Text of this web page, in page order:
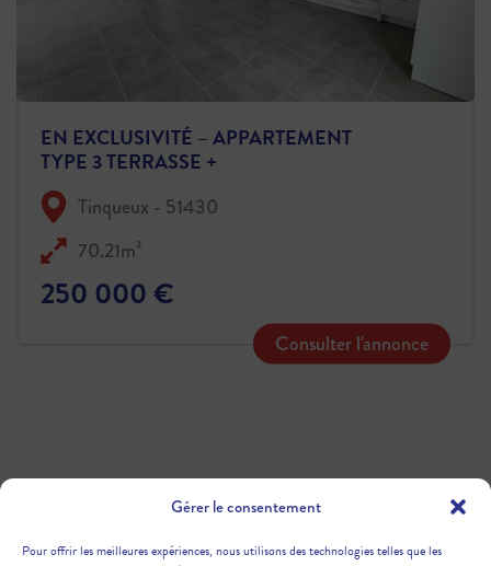
Gérer le consentement
Pour offrir les meilleures expériences, nous utilisons des technologies telles que les
EN EXCLUSIVITÉ – APPARTEMENT
TYPE 3 TERRASSE +
STATIONNEMENTS – SECTEUR
TINQUEUX
Tinqueux - 51430
70.21m²
250 000 €
Consulter l'annonce